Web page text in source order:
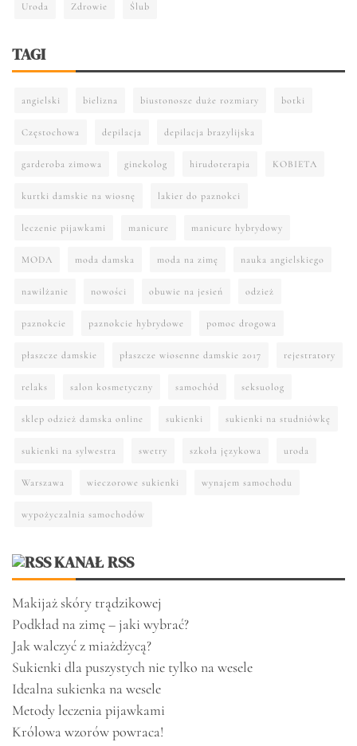
Uroda Zdrowie Ślub
TAGI
angielski bielizna biustonosze duże rozmiary botki
Częstochowa depilacja depilacja brazylijska
garderoba zimowa ginekolog hirudoterapia KOBIETA
kurtki damskie na wiosnę lakier do paznokci
leczenie pijawkami manicure manicure hybrydowy
MODA moda damska moda na zimę nauka angielskiego
nawilżanie nowości obuwie na jesień odzież
paznokcie paznokcie hybrydowe pomoc drogowa
płaszcze damskie płaszcze wiosenne damskie 2017 rejestratory
relaks salon kosmetyczny samochód seksuolog
sklep odzież damska online sukienki sukienki na studniówkę
sukienki na sylwestra swetry szkoła językowa uroda
Warszawa wieczorowe sukienki wynajem samochodu
wypożyczalnia samochodów
KANAŁ RSS
Makijaż skóry trądzikowej
Podkład na zimę – jaki wybrać?
Jak walczyć z miażdżycą?
Sukienki dla puszystych nie tylko na wesele
Idealna sukienka na wesele
Metody leczenia pijawkami
Królowa wzorów powraca!